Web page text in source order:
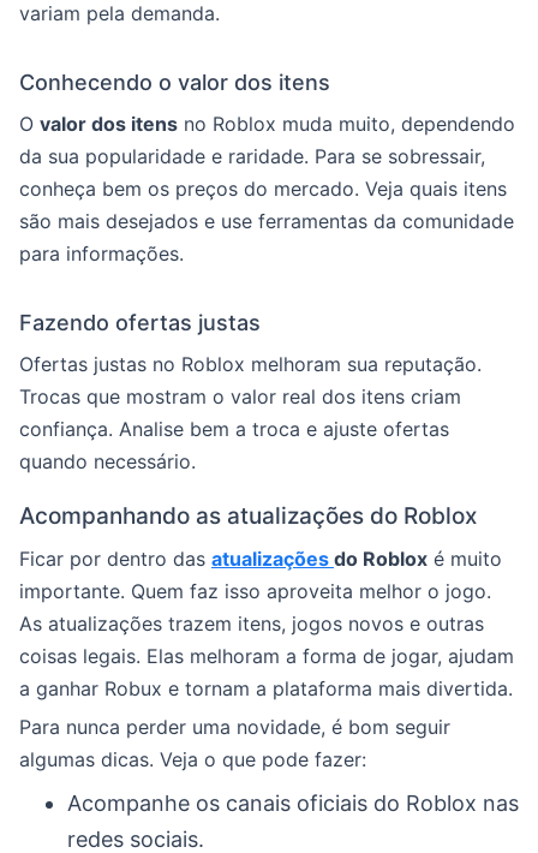
variam pela demanda.
Conhecendo o valor dos itens
O valor dos itens no Roblox muda muito, dependendo
da sua popularidade e raridade. Para se sobressair,
conheça bem os preços do mercado. Veja quais itens
são mais desejados e use ferramentas da comunidade
para informações.
Fazendo ofertas justas
Ofertas justas no Roblox melhoram sua reputação.
Trocas que mostram o valor real dos itens criam
confiança. Analise bem a troca e ajuste ofertas
quando necessário.
Acompanhando as atualizações do Roblox
Ficar por dentro das atualizações do Roblox é muito
importante. Quem faz isso aproveita melhor o jogo.
As atualizações trazem itens, jogos novos e outras
coisas legais. Elas melhoram a forma de jogar, ajudam
a ganhar Robux e tornam a plataforma mais divertida.
Para nunca perder uma novidade, é bom seguir
algumas dicas. Veja o que pode fazer:
Acompanhe os canais oficiais do Roblox nas
redes sociais.